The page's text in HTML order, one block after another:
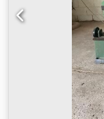
Ομάδα συλλογής
Ηλεκτρικός
- Λογισμικό T-CAS
PC/CN TCP/IP -
Πρότυπα CE -